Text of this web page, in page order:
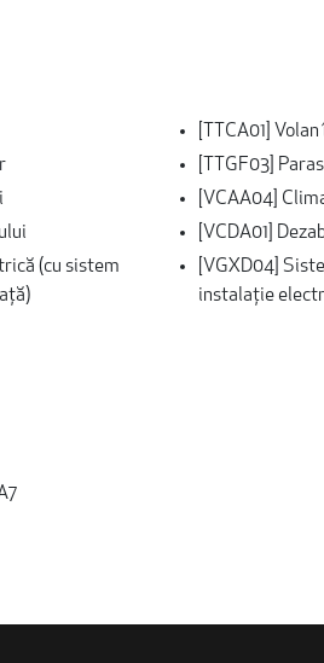
(cu sistem
[TTCA01]
[TTGF03]
[VCAA04]
[VCDA01]
[VGXD04]
instalaţie